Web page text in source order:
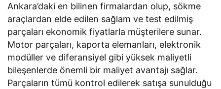
Ankara’daki en bilinen firmalardan olup, sökme
araçlardan elde edilen sağlam ve test edilmiş
parçaları ekonomik fiyatlarla müşterilere sunar.
Motor parçaları, kaporta elemanları, elektronik
modüller ve diferansiyel gibi yüksek maliyetli
bileşenlerde önemli bir maliyet avantajı sağlar.
Parçaların tümü kontrol edilerek satışa sunulduğu